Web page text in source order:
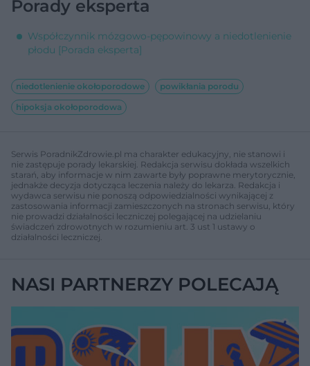
Porady eksperta
Współczynnik mózgowo-pępowinowy a niedotlenienie
płodu [Porada eksperta]
niedotlenienie okołoporodowe
powikłania porodu
hipoksja okołoporodowa
Serwis PoradnikZdrowie.pl ma charakter edukacyjny, nie stanowi i
nie zastępuje porady lekarskiej. Redakcja serwisu dokłada wszelkich
starań, aby informacje w nim zawarte były poprawne merytorycznie,
jednakże decyzja dotycząca leczenia należy do lekarza. Redakcja i
wydawca serwisu nie ponoszą odpowiedzialności wynikającej z
zastosowania informacji zamieszczonych na stronach serwisu, który
nie prowadzi działalności leczniczej polegającej na udzielaniu
świadczeń zdrowotnych w rozumieniu art. 3 ust 1 ustawy o
działalności leczniczej.
NASI PARTNERZY POLECAJĄ